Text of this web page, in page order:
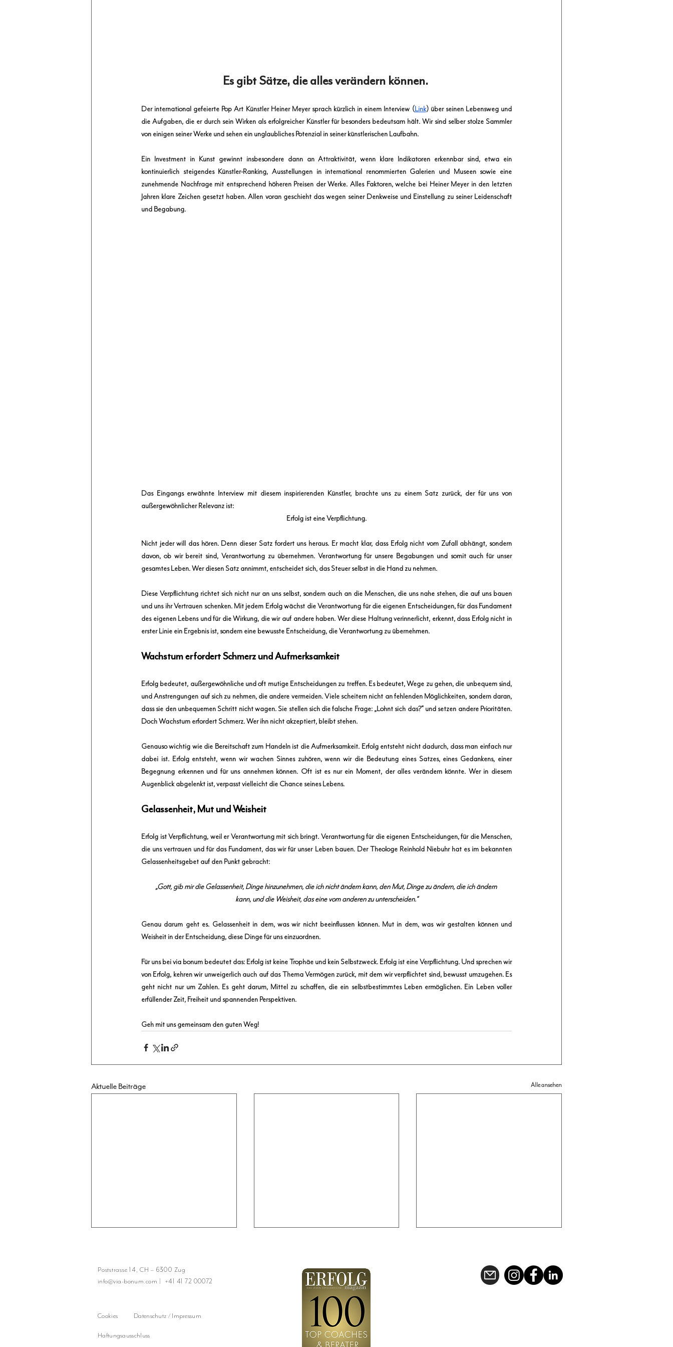
Es gibt Sätze, die alles verändern können.
Der international gefeierte Pop Art Künstler Heiner Meyer sprach kürzlich in einem Interview (Link) über seinen Lebensweg und
die Aufgaben, die er durch sein Wirken als erfolgreicher Künstler für besonders bedeutsam hält. Wir sind selber stolze Sammler
von einigen seiner Werke und sehen ein unglaubliches Potenzial in seiner künstlerischen Laufbahn.
Ein Investment in Kunst gewinnt insbesondere dann an Attraktivität, wenn klare Indikatoren erkennbar sind, etwa ein
kontinuierlich steigendes Künstler-Ranking, Ausstellungen in international renommierten Galerien und Museen sowie eine
zunehmende Nachfrage mit entsprechend höheren Preisen der Werke. Alles Faktoren, welche bei Heiner Meyer in den letzten
Jahren klare Zeichen gesetzt haben. Allen voran geschieht das wegen seiner Denkweise und Einstellung zu seiner Leidenschaft
und Begabung.
Das Eingangs erwähnte Interview mit diesem inspirierenden Künstler, brachte uns zu einem Satz zurück, der für uns von
außergewöhnlicher Relevanz ist:
Erfolg ist eine Verpflichtung.
Nicht jeder will das hören. Denn dieser Satz fordert uns heraus. Er macht klar, dass Erfolg nicht vom Zufall abhängt, sondern
davon, ob wir bereit sind, Verantwortung zu übernehmen. Verantwortung für unsere Begabungen und somit auch für unser
gesamtes Leben. Wer diesen Satz annimmt, entscheidet sich, das Steuer selbst in die Hand zu nehmen.
Diese Verpflichtung richtet sich nicht nur an uns selbst, sondern auch an die Menschen, die uns nahe stehen, die auf uns bauen
und uns ihr Vertrauen schenken. Mit jedem Erfolg wächst die Verantwortung für die eigenen Entscheidungen, für das Fundament
des eigenen Lebens und für die Wirkung, die wir auf andere haben. Wer diese Haltung verinnerlicht, erkennt, dass Erfolg nicht in
erster Linie ein Ergebnis ist, sondern eine bewusste Entscheidung, die Verantwortung zu übernehmen.
Wachstum erfordert Schmerz und Aufmerksamkeit
Erfolg bedeutet, außergewöhnliche und oft mutige Entscheidungen zu treffen. Es bedeutet, Wege zu gehen, die unbequem sind,
und Anstrengungen auf sich zu nehmen, die andere vermeiden. Viele scheitern nicht an fehlenden Möglichkeiten, sondern daran,
dass sie den unbequemen Schritt nicht wagen. Sie stellen sich die falsche Frage: „Lohnt sich das?“ und setzen andere Prioritäten.
Doch Wachstum erfordert Schmerz. Wer ihn nicht akzeptiert, bleibt stehen.
Genauso wichtig wie die Bereitschaft zum Handeln ist die Aufmerksamkeit. Erfolg entsteht nicht dadurch, dass man einfach nur
dabei ist. Erfolg entsteht, wenn wir wachen Sinnes zuhören, wenn wir die Bedeutung eines Satzes, eines Gedankens, einer
Begegnung erkennen und für uns annehmen können. Oft ist es nur ein Moment, der alles verändern könnte. Wer in diesem
Augenblick abgelenkt ist, verpasst vielleicht die Chance seines Lebens.
Gelassenheit, Mut und Weisheit
Erfolg ist Verpflichtung, weil er Verantwortung mit sich bringt. Verantwortung für die eigenen Entscheidungen, für die Menschen,
die uns vertrauen und für das Fundament, das wir für unser Leben bauen. Der Theologe Reinhold Niebuhr hat es im bekannten
Gelassenheitsgebet auf den Punkt gebracht:
„Gott, gib mir die Gelassenheit, Dinge hinzunehmen, die ich nicht ändern kann, den Mut, Dinge zu ändern, die ich ändern
kann, und die Weisheit, das eine vom anderen zu unterscheiden.“
Genau darum geht es. Gelassenheit in dem, was wir nicht beeinflussen können. Mut in dem, was wir gestalten können und
Weisheit in der Entscheidung, diese Dinge für uns einzuordnen.
Für uns bei via bonum bedeutet das: Erfolg ist keine Trophäe und kein Selbstzweck. Erfolg ist eine Verpflichtung. Und sprechen wir
von Erfolg, kehren wir unweigerlich auch auf das Thema Vermögen zurück, mit dem wir verpflichtet sind, bewusst umzugehen. Es
geht nicht nur um Zahlen. Es geht darum, Mittel zu schaffen, die ein selbstbestimmtes Leben ermöglichen. Ein Leben voller
erfüllender Zeit, Freiheit und spannenden Perspektiven.
Geh mit uns gemeinsam den guten Weg!
Aktuelle Beiträge Alle ansehen
Woran wird Erfolg gemessen?
Wissen oder Wahrscheinlichkeiten?
Poststrasse 14, CH – 6300 Zug
info@via-bonum.com | +41 41 72 00072
Cookies Datenschutz / Impressum
Haftungsausschluss